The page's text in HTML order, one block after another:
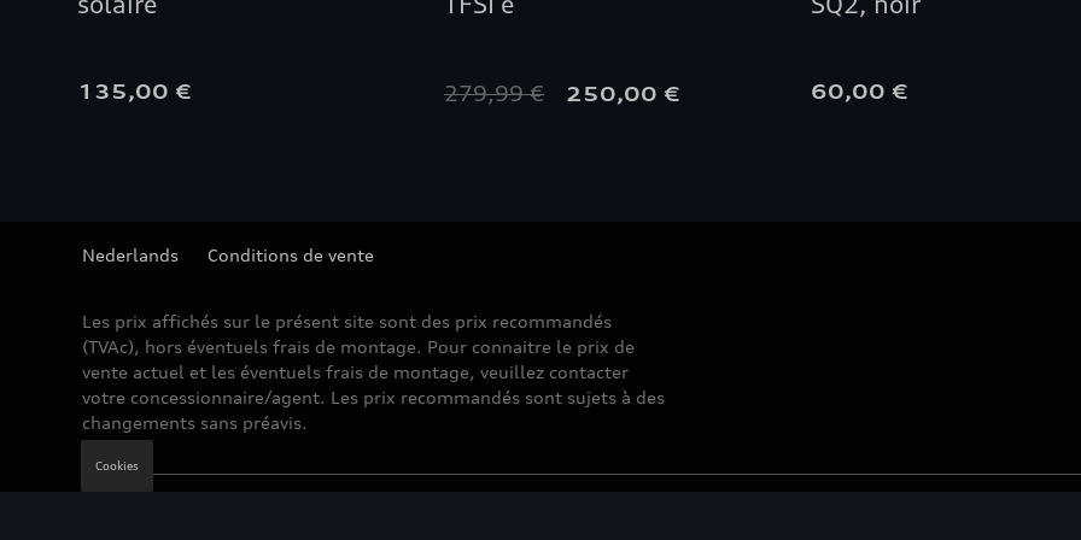
135,00 € 279,99 € 250,00 € 60,00 €
Nederlands Conditions de vente
Les prix affichés sur le présent site sont des prix recommandés
(TVAc), hors éventuels frais de montage. Pour connaitre le prix de
vente actuel et les éventuels frais de montage, veuillez contacter
votre concessionnaire/agent. Les prix recommandés sont sujets à des
changements sans préavis.
Cookies